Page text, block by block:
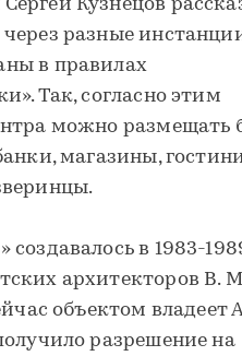
Кузнецов
разные
в правилах
Так, согласно этим
можно размещать
магазины,
в 1983-
архитекторов В.
объектом владеет
разрешение на